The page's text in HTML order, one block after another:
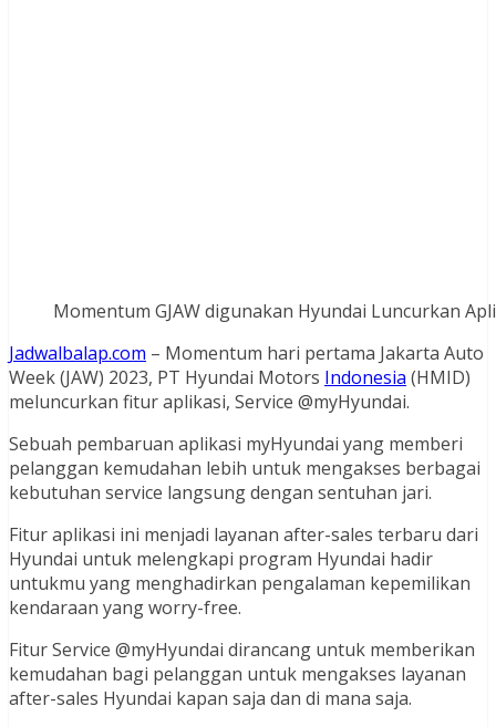
Momentum GJAW digunakan Hyundai Luncurkan
Jadwalbalap.com – Momentum hari pertama Jakarta Auto
Week (JAW) 2023, PT Hyundai Motors Indonesia (HMID)
meluncurkan fitur aplikasi, Service @myHyundai.
Sebuah pembaruan aplikasi myHyundai yang memberi
pelanggan kemudahan lebih untuk mengakses berbagai
kebutuhan service langsung dengan sentuhan jari.
Fitur aplikasi ini menjadi layanan after-sales terbaru dari
Hyundai untuk melengkapi program Hyundai hadir
untukmu yang menghadirkan pengalaman kepemilikan
kendaraan yang worry-free.
Fitur Service @myHyundai dirancang untuk memberikan
kemudahan bagi pelanggan untuk mengakses layanan
after-sales Hyundai kapan saja dan di mana saja.